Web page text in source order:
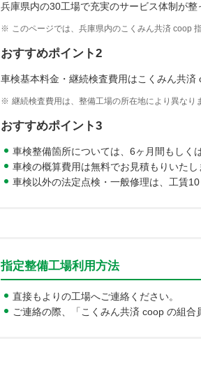
兵庫県内の30工場で充実のサービス体制が整
※ このページでは、兵庫県内のこくみん共済 coop
おすすめポイント2
車検基本料金・継続検査費用はこくみん共済
※ 継続検査費用は、整備工場の所在地により異なり
おすすめポイント3
車検整備箇所については、6ヶ月間もしく
車検の概算費用は無料でお見積もりいたし
車検以外の法定点検・一般修理は、工賃10
指定整備工場利用方法
直接もよりの工場へご連絡ください。
ご連絡の際、「こくみん共済 coop の組合